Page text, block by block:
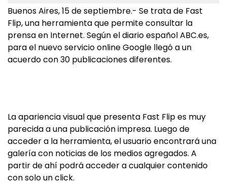
Buenos Aires, 15 de septiembre.- Se trata de Fast
Flip, una herramienta que permite consultar la
prensa en Internet. Según el diario español ABC.es,
para el nuevo servicio online Google llegó a un
acuerdo con 30 publicaciones diferentes.
La apariencia visual que presenta Fast Flip es muy
parecida a una publicación impresa. Luego de
acceder a la herramienta, el usuario encontrará una
galería con noticias de los medios agregados. A
partir de ahí podrá acceder a cualquier contenido
con solo un click.